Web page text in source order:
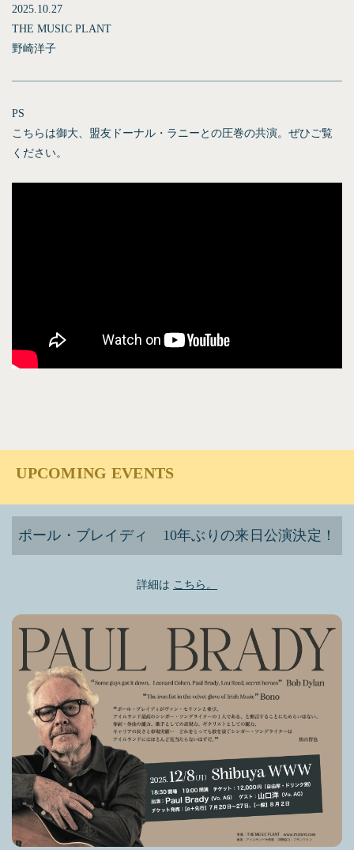
2025.10.27
THE MUSIC PLANT
野崎洋子
PS
こちらは御大、盟友ドーナル・ラニーとの圧巻の共演。ぜひご覧
ください。
UPCOMING EVENTS
ポール・ブレイディ 10年ぶりの来日公演決定！
詳細は こちら。